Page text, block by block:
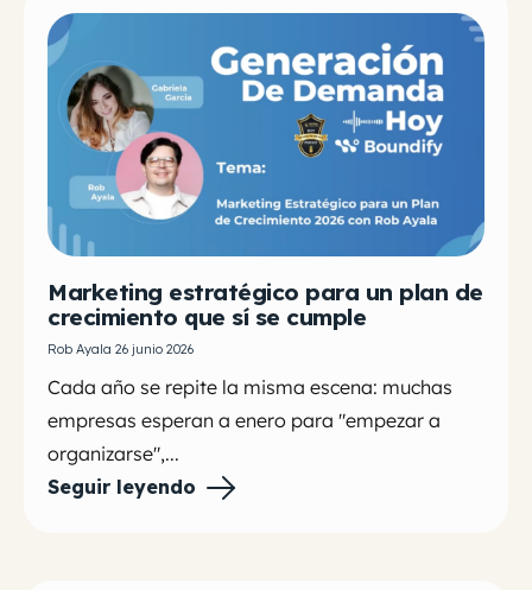
Marketing estratégico para un plan de
crecimiento que sí se cumple
Rob Ayala 26 junio 2026
Cada año se repite la misma escena: muchas
empresas esperan a enero para "empezar a
organizarse",...
Seguir leyendo